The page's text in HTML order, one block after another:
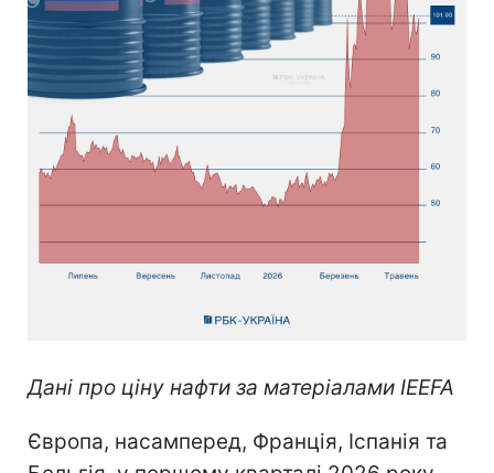
Дані про ціну нафти за матеріалами IEEFA
Європа, насамперед, Франція, Іспанія та